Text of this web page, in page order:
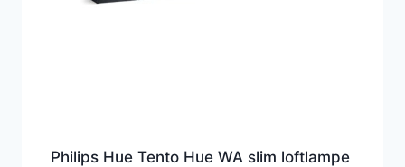
Philips Hue Tento Hue WA slim loftlampe